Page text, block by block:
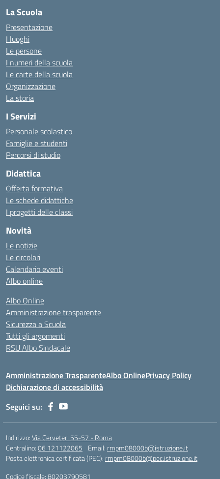
La Scuola
Presentazione
I luoghi
Le persone
I numeri della scuola
Le carte della scuola
Organizzazione
La storia
I Servizi
Personale scolastico
Famiglie e studenti
Percorsi di studio
Didattica
Offerta formativa
Le schede didattiche
I progetti delle classi
Novità
Le notizie
Le circolari
Calendario eventi
Albo online
Albo Online
Amministrazione trasparente
Sicurezza a Scuola
Tutti gli argomenti
RSU Albo Sindacale
Amministrazione TrasparenteAlbo OnlinePrivacy Policy
Dichiarazione di accessibilità
Seguici su:
Indirizzo:Via Cerveteri 55-57 - Roma
Centralino:06 121122065 Email: rmpm08000b@istruzione.it
Posta elettronica certificata (PEC): rmpm08000b@pec.istruzione.it
Codice fiscale: 80203790581